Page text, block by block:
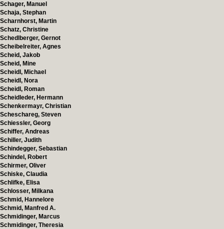
Schager, Manuel
Schaja, Stephan
Scharnhorst, Martin
Schatz, Christine
Schedlberger, Gernot
Scheibelreiter, Agnes
Scheid, Jakob
Scheid, Mine
Scheidl, Michael
Scheidl, Nora
Scheidl, Roman
Scheidleder, Hermann
Schenkermayr, Christian
Scheschareg, Steven
Schiessler, Georg
Schiffer, Andreas
Schiller, Judith
Schindegger, Sebastian
Schindel, Robert
Schirmer, Oliver
Schiske, Claudia
Schlifke, Elisa
Schlosser, Milkana
Schmid, Hannelore
Schmid, Manfred A.
Schmidinger, Marcus
Schmidinger, Theresia